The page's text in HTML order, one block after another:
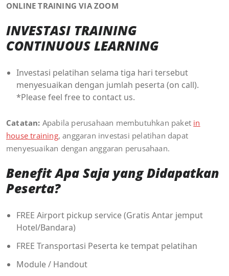
ONLINE TRAINING VIA ZOOM
INVESTASI TRAINING
CONTINUOUS LEARNING
Investasi pelatihan selama tiga hari tersebut
menyesuaikan dengan jumlah peserta (on call).
*Please feel free to contact us.
Catatan: Apabila perusahaan membutuhkan paket in
house training, anggaran investasi pelatihan dapat
menyesuaikan dengan anggaran perusahaan.
Benefit Apa Saja yang Didapatkan
Peserta?
FREE Airport pickup service (Gratis Antar jemput
Hotel/Bandara)
FREE Transportasi Peserta ke tempat pelatihan
Module / Handout